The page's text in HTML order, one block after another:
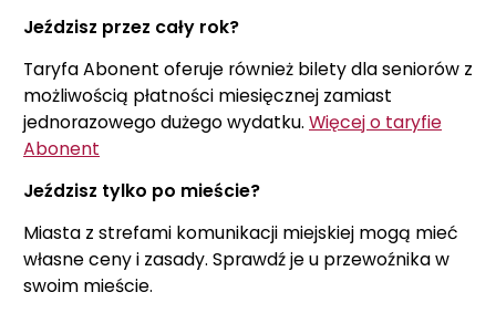
Jeździsz przez cały rok?
Taryfa Abonent oferuje również bilety dla seniorów z
możliwością płatności miesięcznej zamiast
jednorazowego dużego wydatku. Więcej o taryfie
Abonent
Jeździsz tylko po mieście?
Miasta z strefami komunikacji miejskiej mogą mieć
własne ceny i zasady. Sprawdź je u przewoźnika w
swoim mieście.